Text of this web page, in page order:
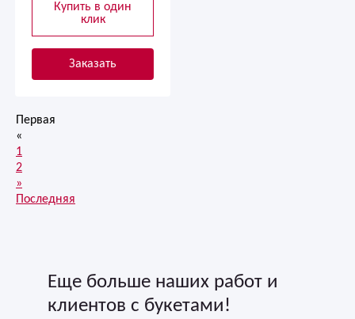
Купить в один
клик
Заказать
Первая
«
1
2
»
Последняя
Еще больше наших работ и
клиентов с букетами!